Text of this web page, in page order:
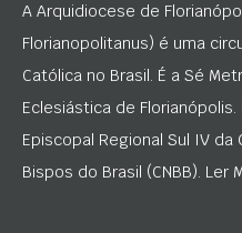
A Arquidiocese de
Florianopolitanus) é uma
Católica no Brasil. É a Sé
Eclesiástica de
Episcopal Regional Sul IV
Bispos do Brasil (CNBB). Ler